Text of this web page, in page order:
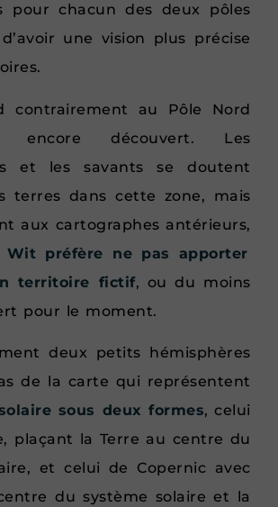
pour chacun des deux pôles
une vision plus précise
contrairement au Pôle Nord
encore découvert. Les
et les savants se doutent
terres dans cette zone, mais
aux cartographes antérieurs,
Wit préfère ne pas apporter
territoire fictif, ou du moins
pour le moment.
deux petits hémisphères
de la carte qui représentent
sous deux formes, celui
plaçant la Terre au centre du
et celui de Copernic avec
du système solaire et la